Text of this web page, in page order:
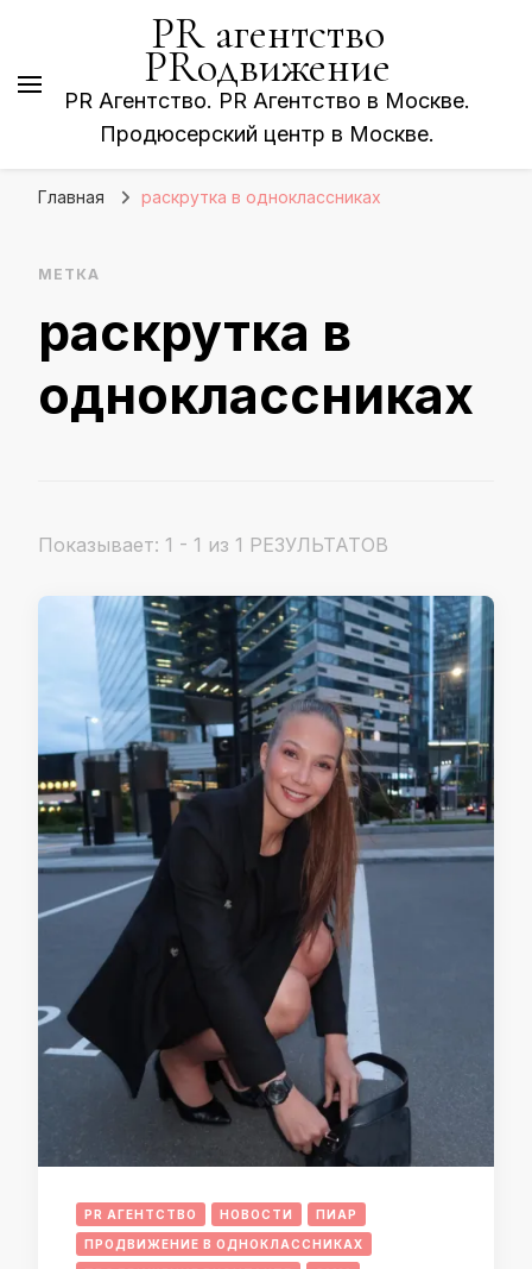
PR агентство
PRодвижение
PR Агентство. PR Агентство в Москве.
Продюсерский центр в Москве.
Главная раскрутка в одноклассниках
МЕТКА
раскрутка в
одноклассниках
Показывает: 1 - 1 из 1 РЕЗУЛЬТАТОВ
PR АГЕНТСТВО НОВОСТИ ПИАР
ПРОДВИЖЕНИЕ В ОДНОКЛАССНИКАХ